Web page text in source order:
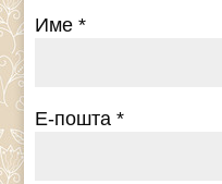
Име*
Е-пошта*